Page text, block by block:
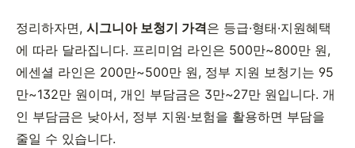
정리하자면, 시그니아 보청기 가격은 등급·형태·지원혜택
에 따라 달라집니다. 프리미엄 라인은 500만~800만 원,
에센셜 라인은 200만~500만 원, 정부 지원 보청기는 95
만~132만 원이며, 개인 부담금은 3만~27만 원입니다. 개
인 부담금은 낮아서, 정부 지원·보험을 활용하면 부담을
줄일 수 있습니다.